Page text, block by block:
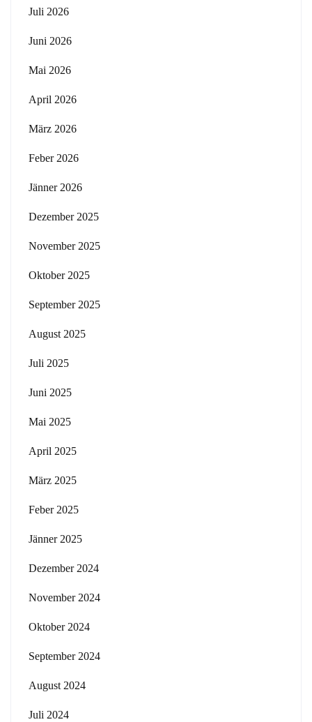
Juli 2026
Juni 2026
Mai 2026
April 2026
März 2026
Feber 2026
Jänner 2026
Dezember 2025
November 2025
Oktober 2025
September 2025
August 2025
Juli 2025
Juni 2025
Mai 2025
April 2025
März 2025
Feber 2025
Jänner 2025
Dezember 2024
November 2024
Oktober 2024
September 2024
August 2024
Juli 2024